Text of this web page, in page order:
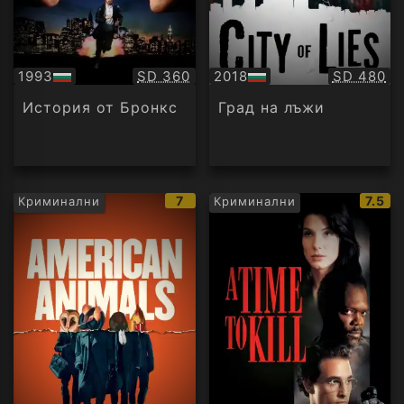
1993
БГ
аудио
Качество:
SD 360
История от Бронкс
2018
БГ
аудио
SD 480
Град на лъжи
Криминални
IMDb
рейтинг:
7 Криминални
IMDb
7.5